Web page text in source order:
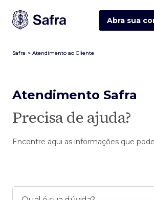
Abra sua
Safra > Atendimento ao Cliente
Atendimento Safra
Precisa de ajuda?
Encontre aqui as informações que